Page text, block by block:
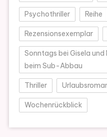
Psychothriller Reihe
Rezensionsexemplar
Sonntags bei Gisela und
beim Sub-Abbau
Thriller
Wochenrückblick